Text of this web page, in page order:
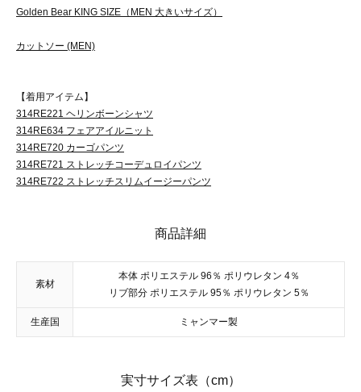
Golden Bear KING SIZE（MEN 大きいサイズ）
カットソー (MEN)
【着用アイテム】
314RE221 ヘリンボーンシャツ
314RE634 フェアアイルニット
314RE720 カーゴパンツ
314RE721 ストレッチコーデュロイパンツ
314RE722 ストレッチスリムイージーパンツ
商品詳細
素材
本体 ポリエステル 96％ ポリウレタン 4％
リブ部分 ポリエステル 95％ ポリウレタン 5％
生産国 ミャンマー製
実寸サイズ表（cm）